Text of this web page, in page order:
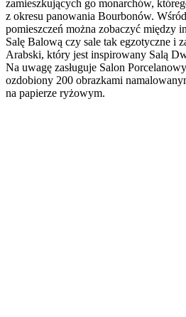
zamieszkujących go monarchów,
z okresu panowania Bourbonów.
pomieszczeń można zobaczyć między
Salę Balową czy sale tak egzotyczne i
Arabski, który jest inspirowany Salą
Na uwagę zasługuje Salon
ozdobiony 200 obrazkami
na papierze ryżowym.